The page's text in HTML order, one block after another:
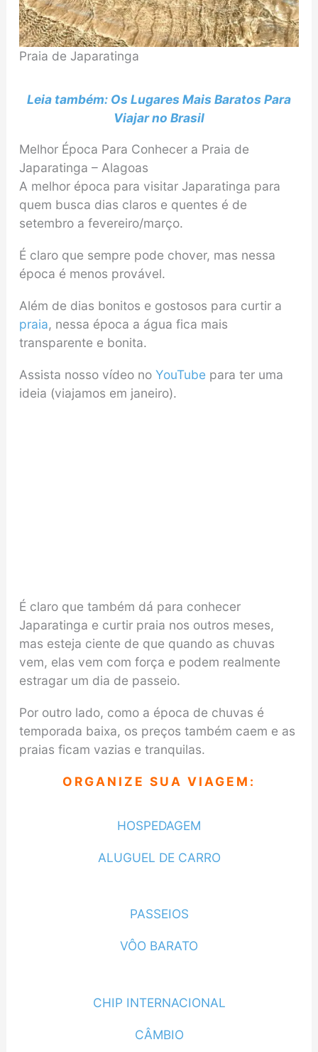
Praia de Japaratinga
Leia também: Os Lugares Mais Baratos Para
Viajar no Brasil
Melhor Época Para Conhecer a Praia de
Japaratinga – Alagoas
A melhor época para visitar Japaratinga para
quem busca dias claros e quentes é de
setembro a fevereiro/março.
É claro que sempre pode chover, mas nessa
época é menos provável.
Além de dias bonitos e gostosos para curtir a
praia, nessa época a água fica mais
transparente e bonita.
Assista nosso vídeo no YouTubepara ter uma
ideia (viajamos em janeiro).
É claro que também dá para conhecer
Japaratinga e curtir praia nos outros meses,
mas esteja ciente de que quando as chuvas
vem, elas vem com força e podem realmente
estragar um dia de passeio.
Por outro lado, como a época de chuvas é
temporada baixa, os preços também caem e as
praias ficam vazias e tranquilas.
ORGANIZE SUA VIAGEM:
HOSPEDAGEM
ALUGUEL DE CARRO
PASSEIOS
VÔO BARATO
CHIP INTERNACIONAL
CÂMBIO